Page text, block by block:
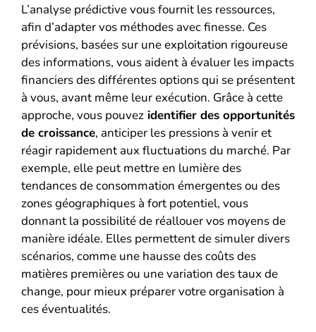
L’analyse prédictive vous fournit les ressources,
afin d’adapter vos méthodes avec finesse. Ces
prévisions, basées sur une exploitation rigoureuse
des informations, vous aident à évaluer les impacts
financiers des différentes options qui se présentent
à vous, avant même leur exécution. Grâce à cette
approche, vous pouvez identifier des opportunités
de croissance, anticiper les pressions à venir et
réagir rapidement aux fluctuations du marché. Par
exemple, elle peut mettre en lumière des
tendances de consommation émergentes ou des
zones géographiques à fort potentiel, vous
donnant la possibilité de réallouer vos moyens de
manière idéale. Elles permettent de simuler divers
scénarios, comme une hausse des coûts des
matières premières ou une variation des taux de
change, pour mieux préparer votre organisation à
ces éventualités.